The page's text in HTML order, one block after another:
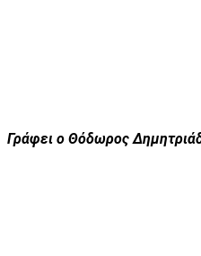
Γράφει ο Θόδωρος